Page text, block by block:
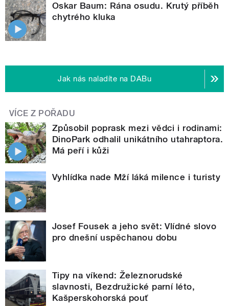
Oskar Baum: Rána osudu. Krutý příběh
chytrého kluka
Jak nás naladíte na DABu
VÍCE Z POŘADU
Způsobil poprask mezi vědci i rodinami:
DinoPark odhalil unikátního utahraptora.
Má peří i kůži
Vyhlídka nade Mží láká milence i turisty
Josef Fousek a jeho svět: Vlídné slovo
pro dnešní uspěchanou dobu
Tipy na víkend: Železnorudské
slavnosti, Bezdružické parní léto,
Kašperskohorská pouť